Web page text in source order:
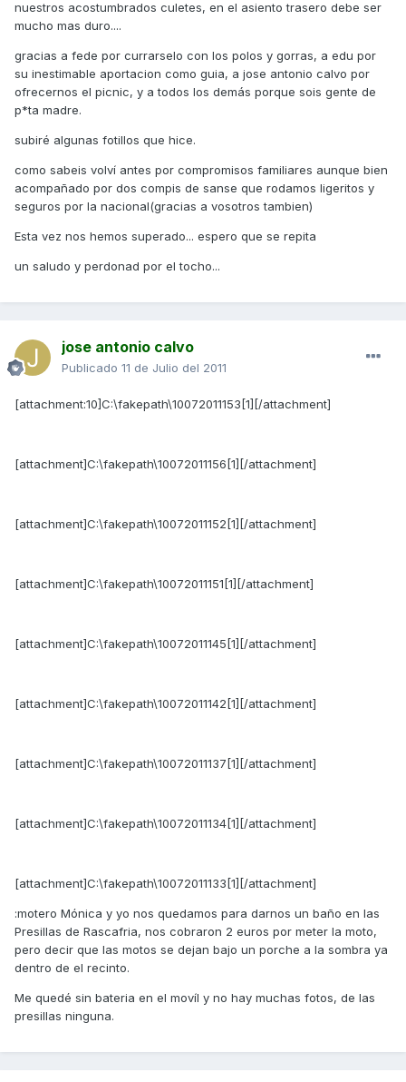
nuestros acostumbrados culetes, en el asiento trasero debe ser
mucho mas duro....
gracias a fede por currarselo con los polos y gorras, a edu por
su inestimable aportacion como guia, a jose antonio calvo por
ofrecernos el picnic, y a todos los demás porque sois gente de
p*ta madre.
subiré algunas fotillos que hice.
como sabeis volví antes por compromisos familiares aunque bien
acompañado por dos compis de sanse que rodamos ligeritos y
seguros por la nacional(gracias a vosotros tambien)
Esta vez nos hemos superado... espero que se repita
un saludo y perdonad por el tocho...
jose antonio calvo
Publicado 11 de Julio del 2011
[attachment:10]C:\fakepath\10072011153[1][/attachment]
[attachment]C:\fakepath\10072011156[1][/attachment]
[attachment]C:\fakepath\10072011152[1][/attachment]
[attachment]C:\fakepath\10072011151[1][/attachment]
[attachment]C:\fakepath\10072011145[1][/attachment]
[attachment]C:\fakepath\10072011142[1][/attachment]
[attachment]C:\fakepath\10072011137[1][/attachment]
[attachment]C:\fakepath\10072011134[1][/attachment]
[attachment]C:\fakepath\10072011133[1][/attachment]
:motero Mónica y yo nos quedamos para darnos un baño en las
Presillas de Rascafria, nos cobraron 2 euros por meter la moto,
pero decir que las motos se dejan bajo un porche a la sombra ya
dentro de el recinto.
Me quedé sin bateria en el movíl y no hay muchas fotos, de las
presillas ninguna.